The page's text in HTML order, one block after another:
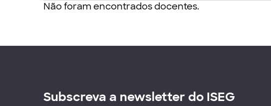
Não foram encontrados docentes.
Subscreva a newsletter do ISEG